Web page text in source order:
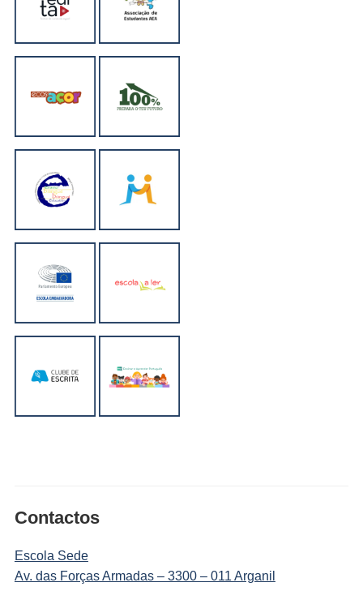
Contactos
Escola Sede
Av. das Forças Armadas – 3300 – 011 Arganil